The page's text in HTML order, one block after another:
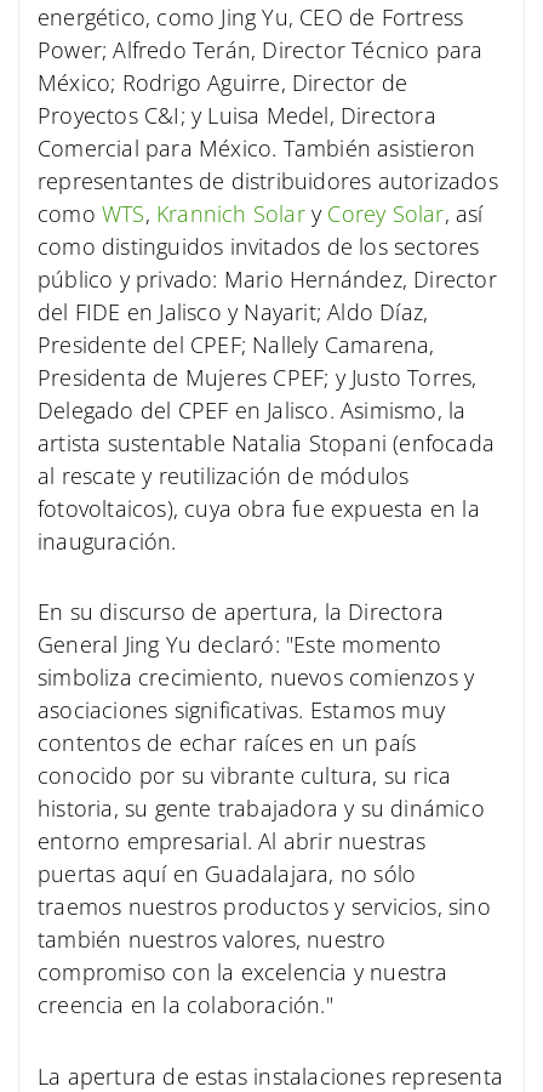
energético, como Jing Yu, CEO de Fortress
Power; Alfredo Terán, Director Técnico para
México; Rodrigo Aguirre, Director de
Proyectos C&I; y Luisa Medel, Directora
Comercial para México. También asistieron
representantes de distribuidores autorizados
como WTS, Krannich Solary Corey Solar, así
como distinguidos invitados de los sectores
público y privado: Mario Hernández, Director
del FIDE en Jalisco y Nayarit; Aldo Díaz,
Presidente del CPEF; Nallely Camarena,
Presidenta de Mujeres CPEF; y Justo Torres,
Delegado del CPEF en Jalisco. Asimismo, la
artista sustentable Natalia Stopani (enfocada
al rescate y reutilización de módulos
fotovoltaicos), cuya obra fue expuesta en la
inauguración.
En su discurso de apertura, la Directora
General Jing Yu declaró: "Este momento
simboliza crecimiento, nuevos comienzos y
asociaciones significativas. Estamos muy
contentos de echar raíces en un país
conocido por su vibrante cultura, su rica
historia, su gente trabajadora y su dinámico
entorno empresarial. Al abrir nuestras
puertas aquí en Guadalajara, no sólo
traemos nuestros productos y servicios, sino
también nuestros valores, nuestro
compromiso con la excelencia y nuestra
creencia en la colaboración."
La apertura de estas instalaciones representa